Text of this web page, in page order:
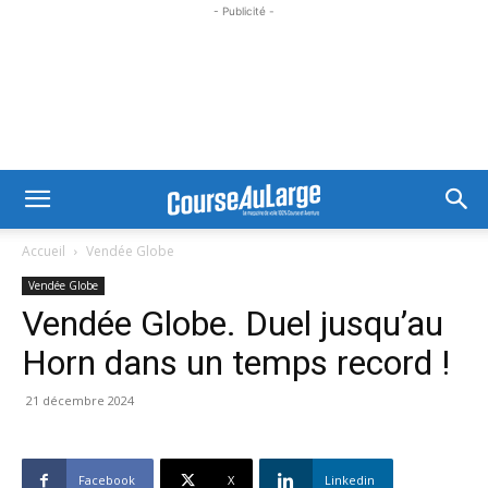
- Publicité -
Accueil Vendée Globe
Vendée Globe
Vendée Globe. Duel jusqu’au
Horn dans un temps record !
21 décembre 2024
Facebook X Linkedin